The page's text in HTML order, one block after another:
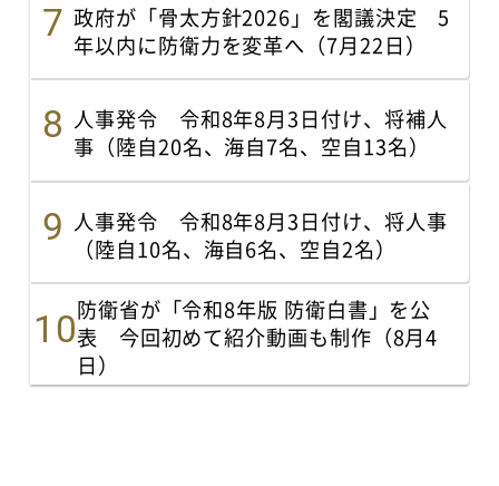
政府が「骨太方針2026」を閣議決定 5
年以内に防衛力を変革へ（7月22日）
人事発令 令和8年8月3日付け、将補人
事（陸自20名、海自7名、空自13名）
人事発令 令和8年8月3日付け、将人事
（陸自10名、海自6名、空自2名）
防衛省が「令和8年版 防衛白書」を公
表 今回初めて紹介動画も制作（8月4
日）